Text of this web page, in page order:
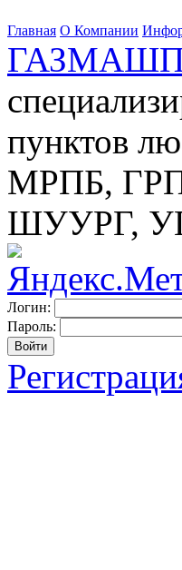
Главная О Компании
пунктов
МРПБ,
ШУУРГ,
Логин:
Пароль: